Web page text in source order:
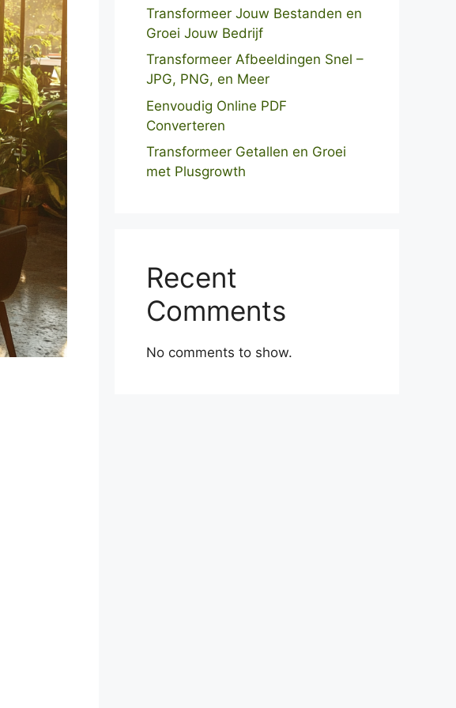
Transformeer Jouw Bestanden en
Groei Jouw Bedrijf
Transformeer Afbeeldingen Snel –
JPG, PNG, en Meer
Eenvoudig Online PDF
Converteren
Transformeer Getallen en Groei
met Plusgrowth
Recent
Comments
No comments to show.